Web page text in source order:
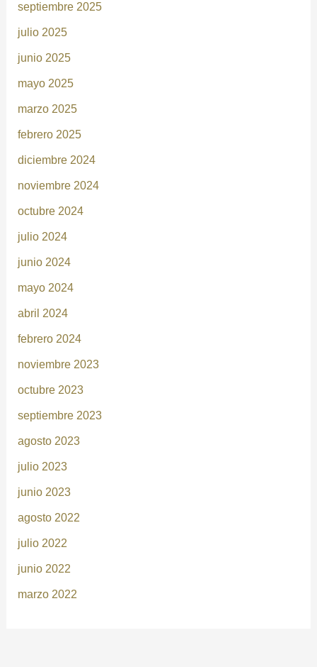
septiembre 2025
julio 2025
junio 2025
mayo 2025
marzo 2025
febrero 2025
diciembre 2024
noviembre 2024
octubre 2024
julio 2024
junio 2024
mayo 2024
abril 2024
febrero 2024
noviembre 2023
octubre 2023
septiembre 2023
agosto 2023
julio 2023
junio 2023
agosto 2022
julio 2022
junio 2022
marzo 2022